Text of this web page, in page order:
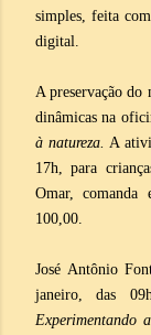
simples, feita
digital.
A preservação do
dinâmicas na
à natureza. A
17h, para
Omar, comanda
100,00.
José Antônio
janeiro, das
Experimentando